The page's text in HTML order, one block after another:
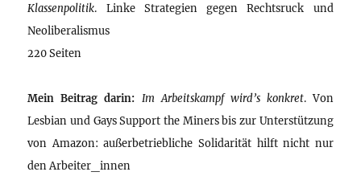
Klassenpolitik. Linke Strategien gegen Rechtsruck und
Neoliberalismus
220 Seiten
Mein Beitrag darin: Im Arbeitskampf wird’s konkret. Von
Lesbian und Gays Support the Miners bis zur Unterstützung
von Amazon: außerbetriebliche Solidarität hilft nicht nur
den Arbeiter_innen